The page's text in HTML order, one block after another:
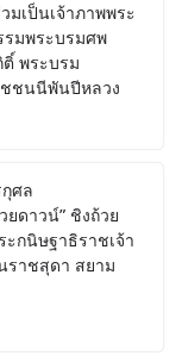
เป็นเจ้าภาพพระ
มพระบรมศพ
ติ์ พระบรม
ชนนีพันปีหลวง
ศล
ยดาวน์” ชิงถ้วย
กนิษฐาธิราชเจ้า
ราชสุดา สยาม